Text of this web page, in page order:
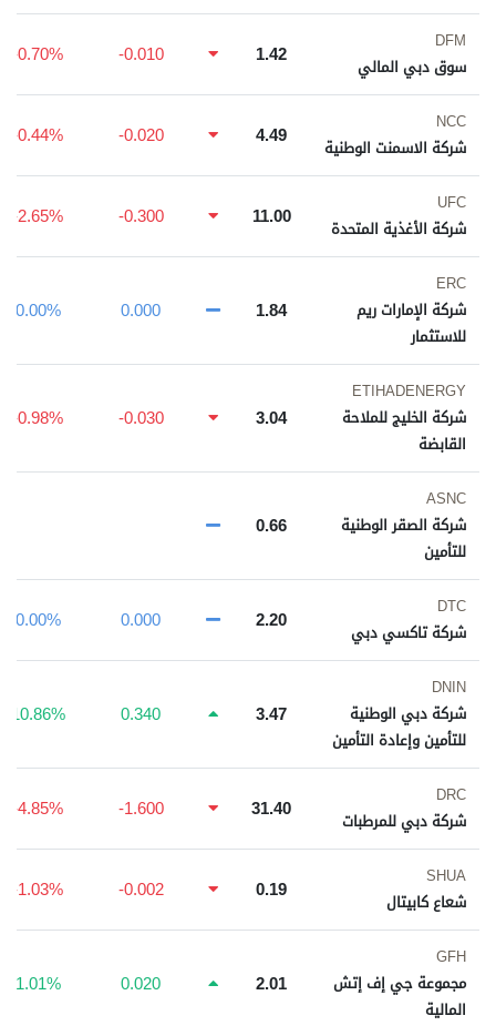
DFM
سوق دبي المالي
1.42
-0.010
-0.70%
NCC
شركة الاسمنت الوطنية
4.49
-0.020
-0.44%
UFC
شركة الأغذية المتحدة
11.00
-0.300
-2.65%
ERC
شركة الإمارات ريم
للاستثمار
1.84
0.000
0.00%
ETIHADENERGY
شركة الخليج للملاحة
القابضة
3.04
-0.030
-0.98%
ASNC
شركة الصقر الوطنية
للتأمين
0.66
DTC
شركة تاكسي دبي
2.20
0.000
0.00%
DNIN
شركة دبي الوطنية
للتأمين وإعادة التأمين
3.47
0.340
10.86%
DRC
شركة دبي للمرطبات
31.40
-1.600
-4.85%
SHUA
شعاع كابيتال
0.19
-0.002
-1.03%
GFH
مجموعة جي إف إتش
المالية
2.01
0.020
1.01%